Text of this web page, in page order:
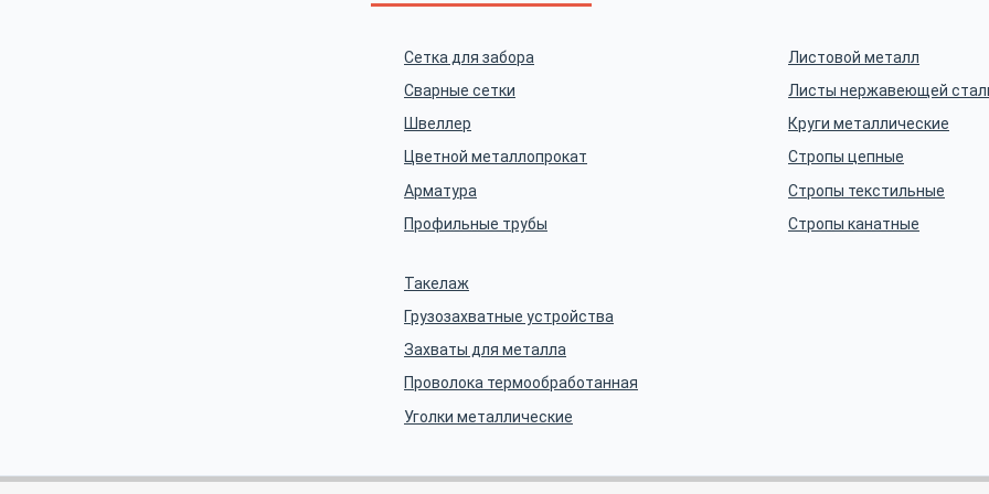
Сетка для забора
Сварные сетки
Швеллер
Цветной металлопрокат
Арматура
Профильные трубы
Листовой металл
Листы нержавеющей
Круги металлические
Стропы цепные
Стропы текстильные
Стропы канатные
Такелаж
Грузозахватные устройства
Захваты для металла
Проволока термообработанная
Уголки металлические